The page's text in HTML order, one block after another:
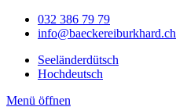
032 386 79 79
info@baeckereiburkhard.ch
Seeländerdütsch
Hochdeutsch
Menü öffnen